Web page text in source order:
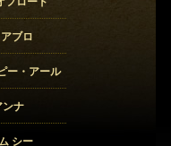
ブロ
ー・アール
ナ
シー